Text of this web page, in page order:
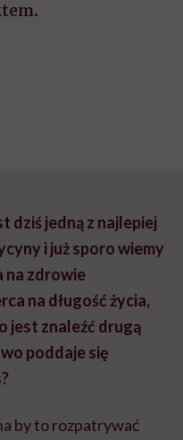
dziś jedną z najlepiej
i już sporo wiemy
na zdrowie
na długość życia,
jest znaleźć drugą
poddaje się
by to rozpatrywać